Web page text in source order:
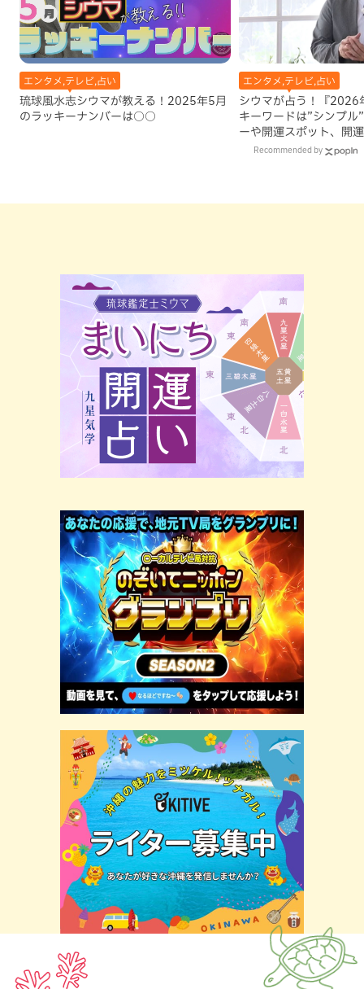
エンタメ,テレビ,占い
琉球風水志シウマが教える！2025年5月
のラッキーナンバーは○○
エンタメ,テレビ,占い
シウマが占う！『2026
キーワードは”シンプル
ーや開運スポット、開
Recommended by